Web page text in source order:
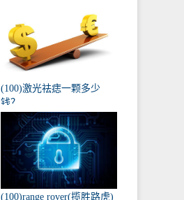
(100)激光祛痣一颗多少
钱？
(100)range rover(揽胜路虎)